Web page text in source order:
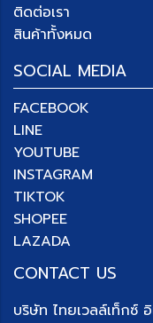
ติดต่อเรา
สินค้าทั้งหมด
SOCIAL MEDIA
FACEBOOK
LINE
YOUTUBE
INSTAGRAM
TIKTOK
SHOPEE
LAZADA
CONTACT US
บริษัท ไทยเวลล์เท็กซ์